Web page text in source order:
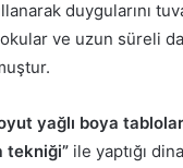
duygularını
ve uzun süreli
yağlı boya
tekniği” ile yaptığı